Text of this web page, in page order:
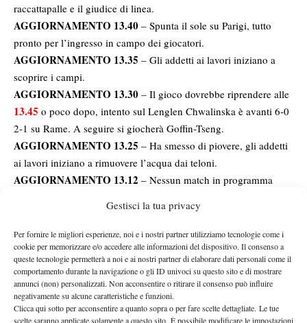
Gestisci la tua privacy
Per fornire le migliori esperienze, noi e i nostri partner utilizziamo tecnologie come i
cookie per memorizzare e/o accedere alle informazioni del dispositivo. Il consenso a
queste tecnologie permetterà a noi e ai nostri partner di elaborare dati personali come il
comportamento durante la navigazione o gli ID univoci su questo sito e di mostrare
annunci (non) personalizzati. Non acconsentire o ritirare il consenso può influire
negativamente su alcune caratteristiche e funzioni.
Clicca qui sotto per acconsentire a quanto sopra o per fare scelte dettagliate. Le tue
scelte saranno applicate solamente a questo sito. È possibile modificare le impostazioni
raccattapalle e il giudice di linea.
AGGIORNAMENTO 13.40 – Spunta il sole su Parigi, tutto
pronto per l’ingresso in campo dei giocatori.
AGGIORNAMENTO 13.35 – Gli addetti ai lavori iniziano a
scoprire i campi.
AGGIORNAMENTO 13.30 – Il gioco dovrebbe riprendere alle
13.45 o poco dopo, intento sul Lenglen Chwalinska è avanti 6-0
2-1 su Rame. A seguire si giocherà Goffin-Tseng.
AGGIORNAMENTO 13.25 – Ha smesso di piovere, gli addetti
ai lavori iniziano a rimuovere l’acqua dai teloni.
AGGIORNAMENTO 13.12 – Nessun match in programma
Lenglen, altro campo con il tetto retrattile. In corso Chwalinska-
Rame.
AGGIORNAMENTO 13.10– Il gioco non riprenderà prima
delle 13.45.
AGGIORNAMENTO 13.05– Il match tra Cecchinato e Houkes
è in programma sul Campo 13, al momento si attende a causa
della forte pioggia sulla capitale francese.